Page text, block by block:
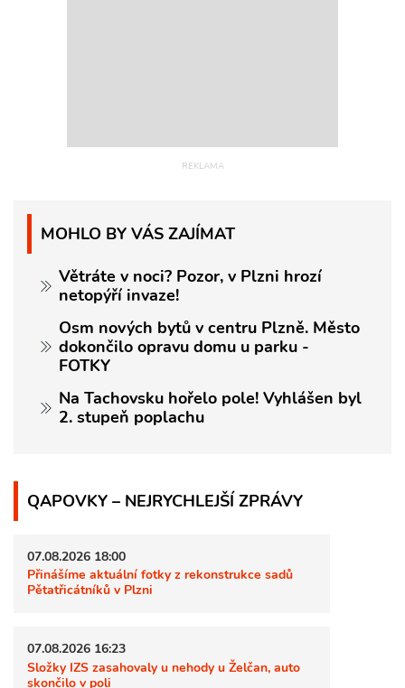
MOHLO BY VÁS ZAJÍMAT
Větráte v noci? Pozor, v Plzni hrozí
netopýří invaze!
Osm nových bytů v centru Plzně. Město
dokončilo opravu domu u parku -
FOTKY
Na Tachovsku hořelo pole! Vyhlášen byl
2. stupeň poplachu
QAPOVKY – NEJRYCHLEJŠÍ ZPRÁVY
07.08.2026 18:00
Přinášíme aktuální fotky z rekonstrukce sadů
Pětatřicátníků v Plzni
07.08.2026 16:23
Složky IZS zasahovaly u nehody u Želčan, auto
skončilo v poli